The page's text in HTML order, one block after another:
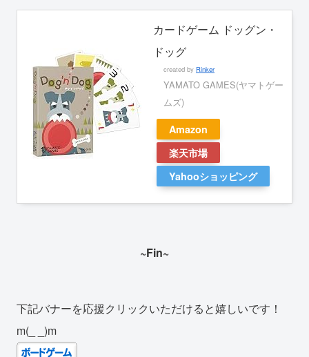
カードゲーム ドッグン・
ドッグ
created by Rinker
YAMATO GAMES(ヤマトゲー
ムズ)
Amazon
楽天市場
Yahooショッピング
~Fin~
下記バナーを応援クリックいただけると嬉しいです！
m(_ _)m